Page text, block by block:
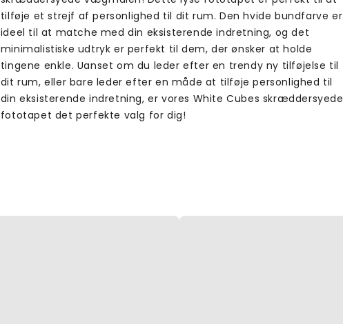
tilføje et strejf af personlighed til dit rum. Den hvide bundfarve er
ideel til at matche med din eksisterende indretning, og det
minimalistiske udtryk er perfekt til dem, der ønsker at holde
tingene enkle. Uanset om du leder efter en trendy ny tilføjelse til
dit rum, eller bare leder efter en måde at tilføje personlighed til
din eksisterende indretning, er vores White Cubes skræddersyede
fototapet det perfekte valg for dig!